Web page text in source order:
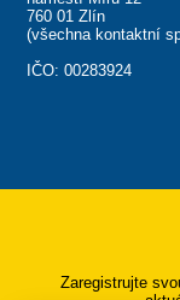
760 01 Zlín
(všechna kontaktní
IČO: 00283924
Zaregistrujte